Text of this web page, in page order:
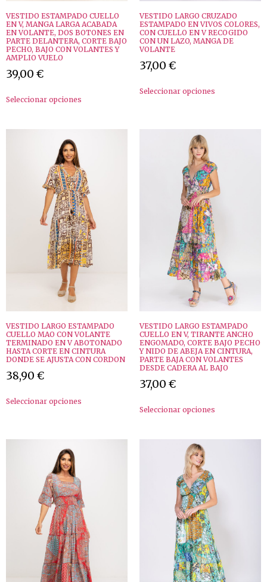
VESTIDO ESTAMPADO CUELLO
EN V, MANGA LARGA ACABADA
EN VOLANTE, DOS BOTONES EN
PARTE DELANTERA, CORTE BAJO
PECHO, BAJO CON VOLANTES Y
AMPLIO VUELO
39,00 €
Seleccionar opciones
VESTIDO LARGO CRUZADO
ESTAMPADO EN VIVOS COLORES,
CON CUELLO EN V RECOGIDO
CON UN LAZO, MANGA DE
VOLANTE
37,00 €
Seleccionar opciones
VESTIDO LARGO ESTAMPADO
CUELLO MAO CON VOLANTE
TERMINADO EN V ABOTONADO
HASTA CORTE EN CINTURA
DONDE SE AJUSTA CON CORDON
38,90 €
Seleccionar opciones
VESTIDO LARGO ESTAMPADO
CUELLO EN V, TIRANTE ANCHO
ENGOMADO, CORTE BAJO PECHO
Y NIDO DE ABEJA EN CINTURA,
PARTE BAJA CON VOLANTES
DESDE CADERA AL BAJO
37,00 €
Seleccionar opciones